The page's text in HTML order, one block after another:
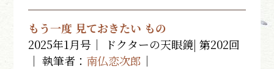
もう一度 見ておきたい もの
2025年1月号｜ ドクターの天眼鏡| 第202回
｜ 執筆者： 南仏恋次郎 ｜